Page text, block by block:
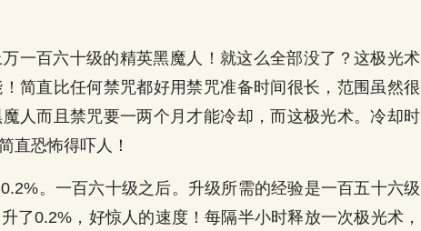
一百六十级的精英黑魔人！就这么全部没了？这极光术
简直比任何禁咒都好用禁咒准备时间很长，范围虽然很
人而且禁咒要一两个月才能冷却，而这极光术。冷却时
直恐怖得吓人！
。一百六十级之后。升级所需的经验是一百五十六级
了0.2%，好惊人的速度！每隔半小时释放一次极光术，